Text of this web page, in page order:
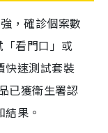
，確診個案數
看門口」或
快速測試套裝
已獲衛生署認
果。